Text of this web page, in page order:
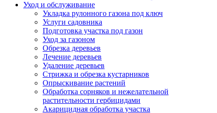
Уход и обслуживание
Укладка рулонного газона под ключ
Услуги садовника
Подготовка участка под газон
Уход за газоном
Обрезка деревьев
Лечение деревьев
Удаление деревьев
Стрижка и обрезка кустарников
Опрыскивание растений
Обработка сорняков и нежелательной
растительности гербицидами
Акарицидная обработка участка